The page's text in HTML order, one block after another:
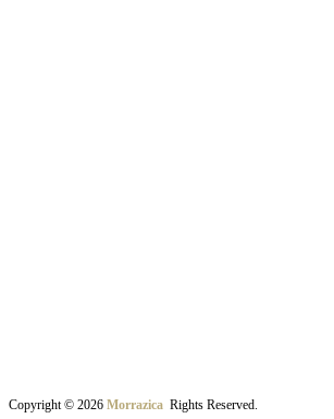
Copyright © 2026 Morrazica Rights Reserved.